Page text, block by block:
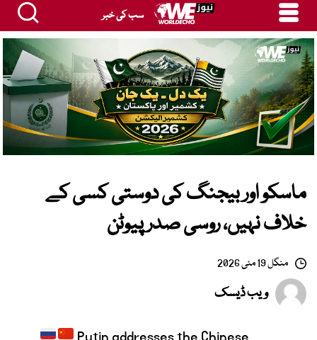
سب کی خبر
ماسکو اور بیجنگ کی دوستی کسی کے
خلاف نہیں، روسی صدر پیوٹن
منگل 19 مئی 2026
ویب ڈیسک